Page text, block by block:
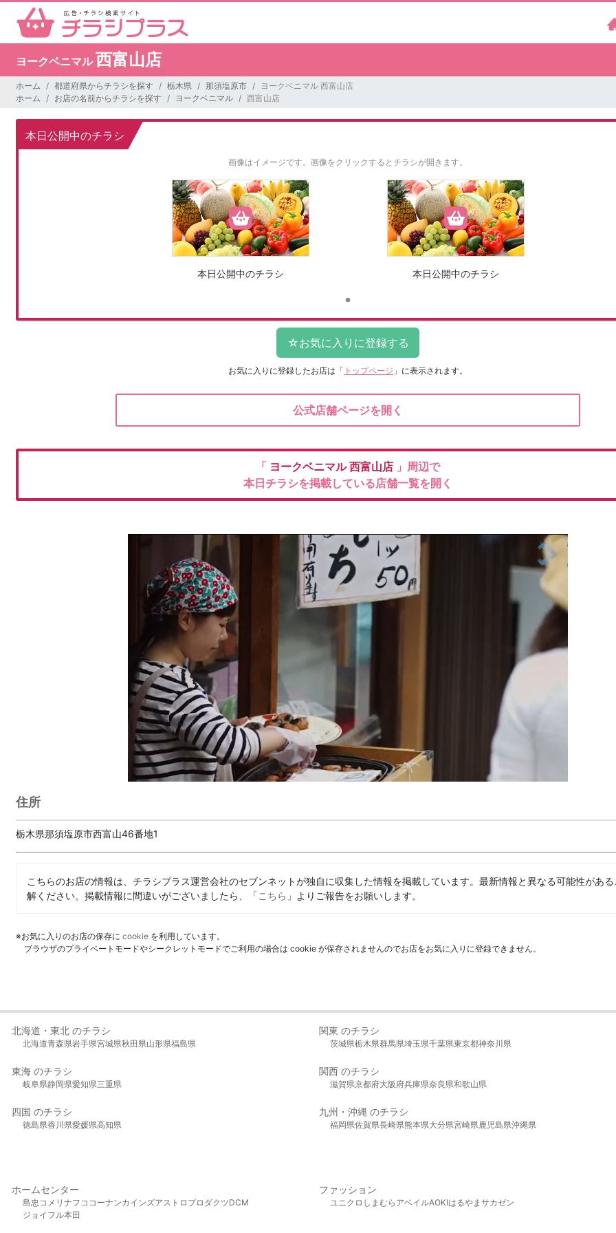
ヨークベニマル西富山店
ホーム 都道府県からチラシを探す 栃木県 那須塩原市
ヨークベニマル 西富山店
ホーム
お店の名前からチラシを探す ヨークベニマル 西富山店
本日公開中のチラシ
画像はイメージです。 画像をクリックするとチラシが開きます。
本日公開中のチラシ 本日公開中のチラシ
お気に入りに登録したお店は 「 トップページ 」に表示されます。
公式店舗ページを開く
「 ヨークベニマル西富山店 」周辺で
本日チラシを掲載している店舗一覧を開く
住所
栃木県那須塩原市西富山46番地1
こちらのお店の情報は、チラシプラス運営会社のセブンネットが独自に収集した情報を掲載しています。最新情報と異なる可能性があ
解ください。掲載情報に間違いがございましたら、「こちら 」よりご報告をお願いします。
※お気に入りのお店の保存に cookie を利用しています。
ブラウザのプライベートモードやシークレットモードでご利用の場合は cookie が保存されませんのでお店をお気に入りに登録できません。
北海道・東北 のチラシ
北海道青森県岩手県宮城県秋田県山形県福島県
関東 のチラシ
茨城県栃木県群馬県埼玉県千葉県東京都神奈川県
東海 のチラシ
岐阜県静岡県愛知県三重県
関西 のチラシ
滋賀県京都府大阪府兵庫県奈良県和歌山県
四国 のチラシ
徳島県香川県愛媛県高知県
九州・沖縄 のチラシ
福岡県佐賀県長崎県熊本県大分県宮崎県鹿児島県沖縄県
ホームセンター
島忠 コメリ ナフコ コーナンカインズアストロプロダクツDCM
ジョイフル本田
ファッション
ユニクロ しまむら アベイルAOKIはるやま サカゼン